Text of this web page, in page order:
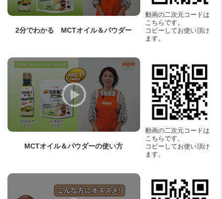
2分でわかる MCTオイル＆パウダー
動画の二次元コードは
こちらです。
コピーしてお使い頂け
ます。
MCTオイル＆パウダーの使い方
動画の二次元コードは
こちらです。
コピーしてお使い頂け
ます。